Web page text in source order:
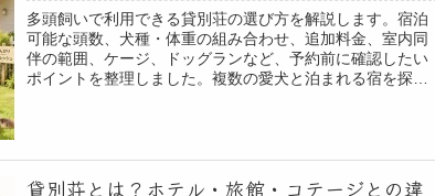
多頭飼いで利用できる貸別荘の選び方を解説します。宿泊
可能な頭数、犬種・体重の組み合わせ、追加料金、室内同
伴の範囲、ケージ、ドッグランなど、予約前に確認したい
ポイントを整理しました。複数の愛犬と泊まれる宿を探す
貸別荘とは？ホテル・旅館・コテージとの違